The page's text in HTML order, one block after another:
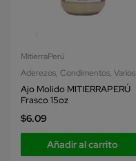
MitierraPerú
Aderezos,Condimentos,Varios
Ajo Molido MITIERRAPERÚ
Frasco 15oz
$6.09
Añadir al carrito